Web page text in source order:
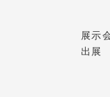
展示
出展